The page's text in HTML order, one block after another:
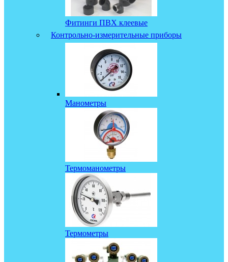
Фитинги ПВХ клеевые
Контрольно-измерительные приборы
Манометры
Термоманометры
Термометры